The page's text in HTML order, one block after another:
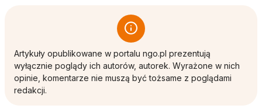
Artykuły opublikowane w portalu ngo.pl prezentują
wyłącznie poglądy ich autorów, autorek. Wyrażone w nich
opinie, komentarze nie muszą być tożsame z poglądami
redakcji.